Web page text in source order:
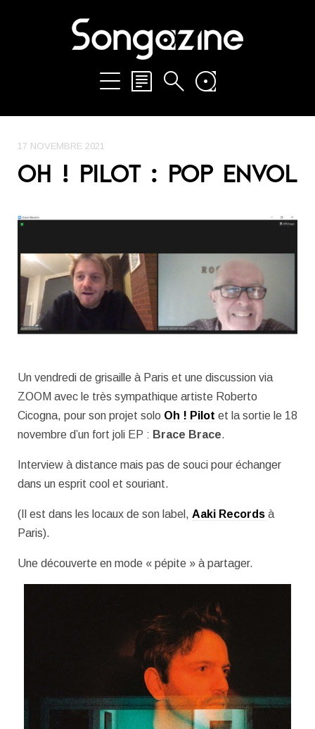
17 NOVEMBRE 2021
OH ! PILOT : POP ENVOL
Un vendredi de grisaille à Paris et une discussion via
ZOOM avec le très sympathique artiste Roberto
Cicogna, pour son projet solo Oh ! Pilot et la sortie le 18
novembre d’un fort joli EP : Brace Brace.
Interview à distance mais pas de souci pour échanger
dans un esprit cool et souriant.
(Il est dans les locaux de son label, Aaki Records à
Paris).
Une découverte en mode « pépite » à partager.